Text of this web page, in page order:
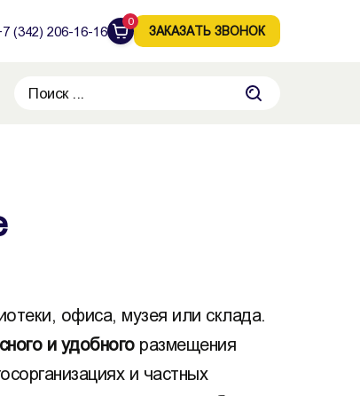
(342) 206-16-16
0
ЗАКАЗАТЬ ЗВОНОК
офиса, музея или склада.
и удобногоразмещения
и частных